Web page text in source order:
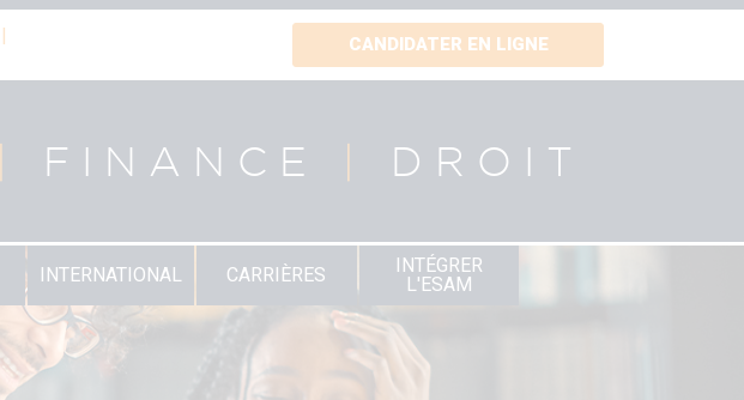
CANDIDATER EN LIGNE
FINANCE DROIT
INTERNATIONAL CARRIÈRES
INTÉGRER
L'ESAM